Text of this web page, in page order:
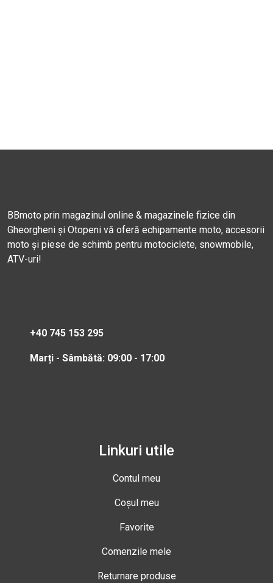
BBmoto prin magazinul online & magazinele fizice din
Gheorgheni și Otopeni vă oferă echipamente moto, accesorii
moto și piese de schimb pentru motociclete, snowmobile,
ATV-uri!
+40 745 153 295
Marți - Sâmbătă: 09:00 - 17:00
Linkuri utile
Contul meu
Coșul meu
Favorite
Comenzile mele
Returnare produse